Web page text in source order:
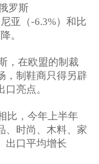
罗斯
亚（-6.3%）和比
。
，在欧盟的制裁
，制鞋商只得另辟
亮点。
比，今年上半年
、时尚、木料、家
出口平均增长